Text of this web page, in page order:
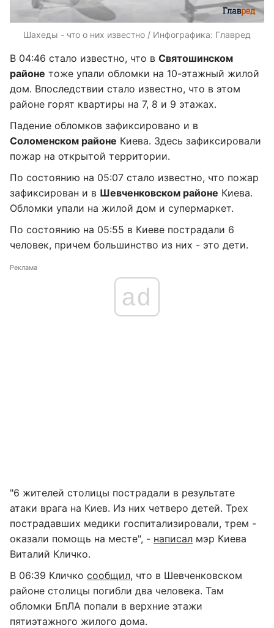
Шахеды - что о них известно / Инфографика: Главред
В 04:46 стало известно, что в Святошинском
районе тоже упали обломки на 10-этажный жилой
дом. Впоследствии стало известно, что в этом
районе горят квартиры на 7, 8 и 9 этажах.
Падение обломков зафиксировано и в
Соломенском районе Киева. Здесь зафиксировали
пожар на открытой территории.
По состоянию на 05:07 стало известно, что пожар
зафиксирован и в Шевченковском районе Киева.
Обломки упали на жилой дом и супермаркет.
По состоянию на 05:55 в Киеве пострадали 6
человек, причем большинство из них - это дети.
Реклама
ad
"6 жителей столицы пострадали в результате
атаки врага на Киев. Из них четверо детей. Трех
пострадавших медики госпитализировали, трем -
оказали помощь на месте", - написал мэр Киева
Виталий Кличко.
В 06:39 Кличко сообщил, что в Шевченковском
районе столицы погибли два человека. Там
обломки БпЛА попали в верхние этажи
пятиэтажного жилого дома.